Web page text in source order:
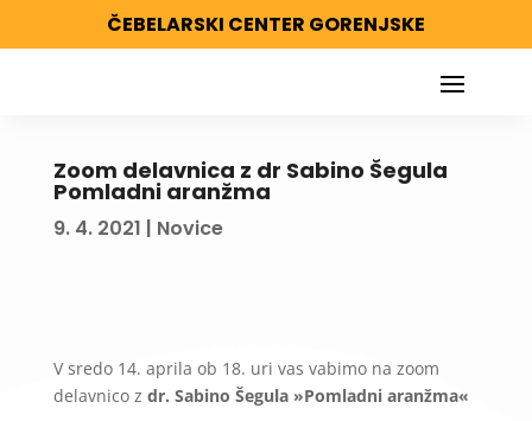
ČEBELARSKI CENTER GORENJSKE
Zoom delavnica z dr Sabino Šegula
Pomladni aranžma
9. 4. 2021 | Novice
V sredo 14. aprila ob 18. uri vas vabimo na zoom
delavnico z dr. Sabino Šegula »Pomladni aranžma«